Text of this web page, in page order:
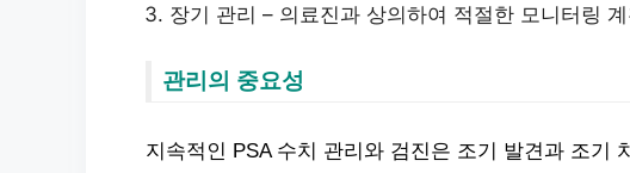
장기 관리 – 의료진과 상의하여 적절한 모니터링
관리의 중요성
지속적인 PSA 수치 관리와 검진은 조기 발견과 조기